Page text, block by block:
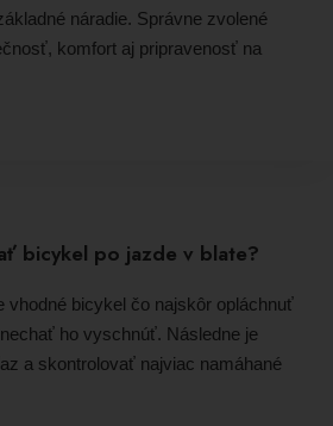
náradie. Správne zvolené
komfort aj pripravenosť na
bicykel po jazde v blate?
vhodné bicykel čo najskôr opláchnuť
ho vyschnúť. Následne je
a skontrolovať najviac namáhané